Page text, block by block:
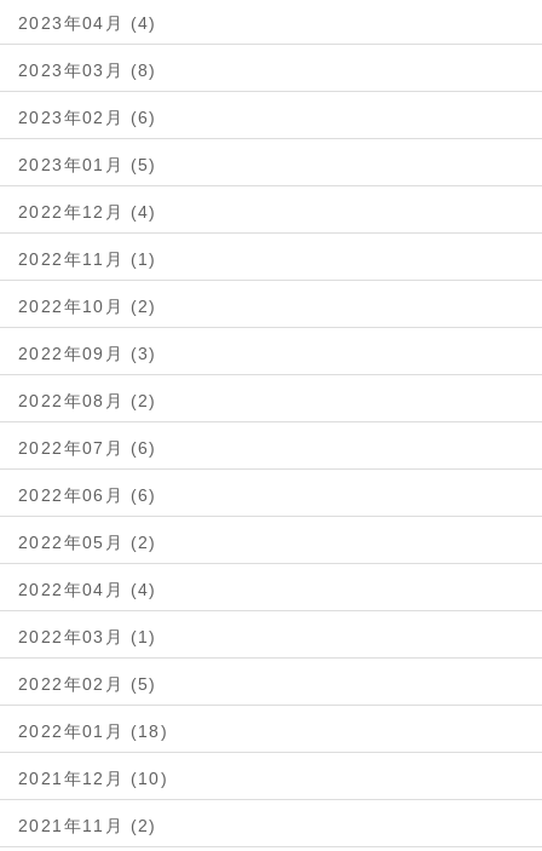
2023年04月 (4)
2023年03月 (8)
2023年02月 (6)
2023年01月 (5)
2022年12月 (4)
2022年11月 (1)
2022年10月 (2)
2022年09月 (3)
2022年08月 (2)
2022年07月 (6)
2022年06月 (6)
2022年05月 (2)
2022年04月 (4)
2022年03月 (1)
2022年02月 (5)
2022年01月 (18)
2021年12月 (10)
2021年11月 (2)